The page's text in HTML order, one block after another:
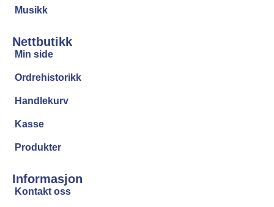
Musikk
Nettbutikk
Min side
Ordrehistorikk
Handlekurv
Kasse
Produkter
Informasjon
Kontakt oss